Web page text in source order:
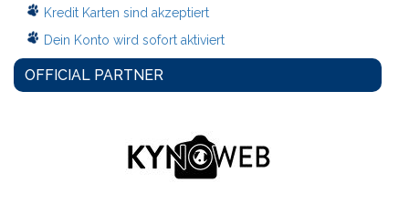
Kredit Karten sind akzeptiert
Dein Konto wird sofort aktiviert
OFFICIAL PARTNER